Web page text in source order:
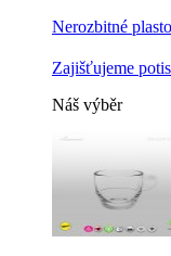
Nerozbitné
Zajišťujeme
Náš výběr